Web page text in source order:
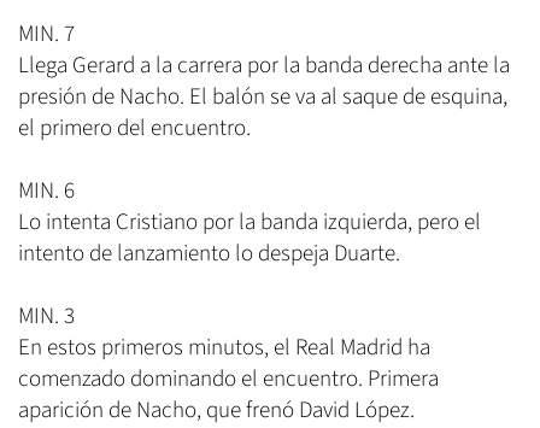
MIN. 7
Llega Gerard a la carrera por la banda derecha ante la
presión de Nacho. El balón se va al saque de esquina,
el primero del encuentro.
MIN. 6
Lo intenta Cristiano por la banda izquierda, pero el
intento de lanzamiento lo despeja Duarte.
MIN. 3
En estos primeros minutos, el Real Madrid ha
comenzado dominando el encuentro. Primera
aparición de Nacho, que frenó David López.